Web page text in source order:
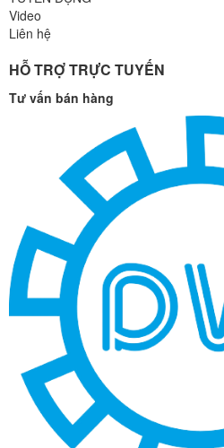
Video
Liên hệ
HỖ TRỢ TRỰC TUYẾN
Tư vấn bán hàng